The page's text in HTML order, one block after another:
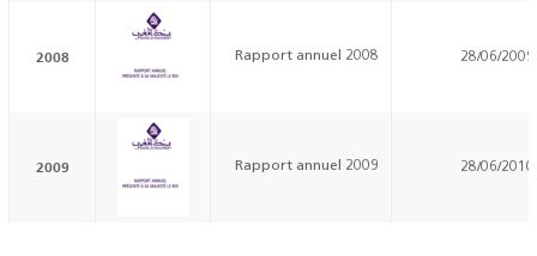
2008 Rapport annuel 2008 28/06/2009
2009 Rapport annuel 2009 28/06/2010